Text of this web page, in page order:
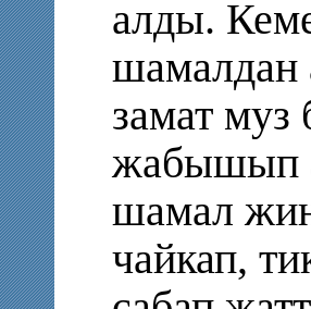
алды.
шамалдан
замат муз
жабышып
шамал
чайкап,